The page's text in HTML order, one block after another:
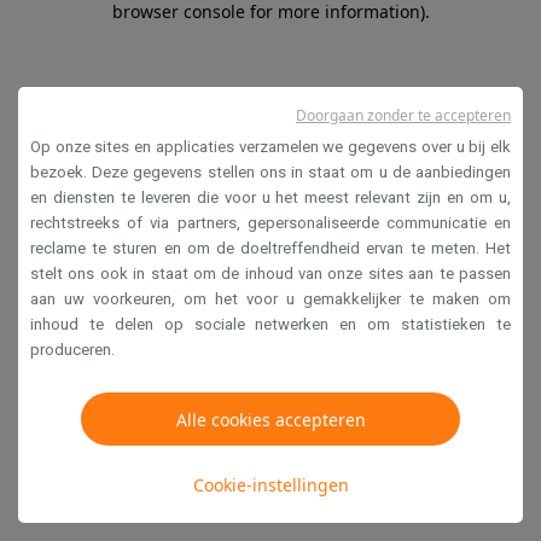
browser console for more information).
Op onze sites en applicaties verzamelen we gegevens over u bij elk
bezoek. Deze gegevens stellen ons in staat om u de aanbiedingen
en diensten te leveren die voor u het meest relevant zijn en om u,
rechtstreeks of via partners, gepersonaliseerde communicatie en
reclame te sturen en om de doeltreffendheid ervan te meten. Het
stelt ons ook in staat om de inhoud van onze sites aan te passen
aan uw voorkeuren, om het voor u gemakkelijker te maken om
inhoud te delen op sociale netwerken en om statistieken te
produceren.
Alle cookies accepteren
Cookie-instellingen
Doorgaan zonder te accepteren